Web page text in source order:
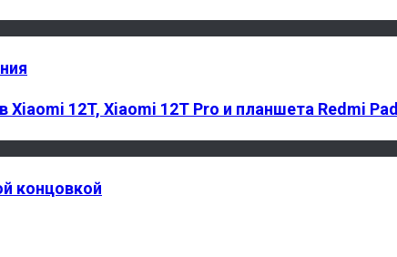
12T, Xiaomi 12T Pro и планшета Redmi Pad
концовкой